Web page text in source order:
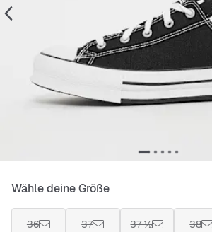
Wähle deine Größe
36 37 37 ½ 38